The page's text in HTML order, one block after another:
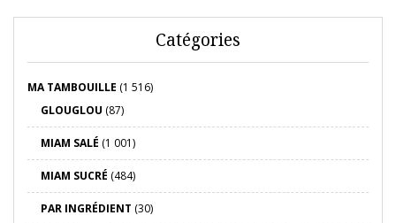
Catégories
MA TAMBOUILLE (1 516)
GLOUGLOU (87)
MIAM SALÉ (1 001)
MIAM SUCRÉ (484)
PAR INGRÉDIENT (30)